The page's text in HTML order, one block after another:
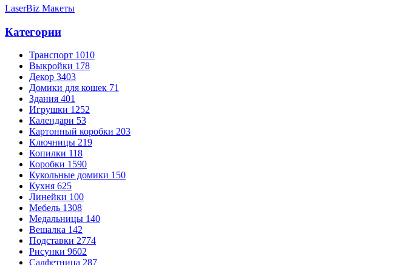
LaserBiz Макеты
Категории
Транспорт 1010
Выкройки 178
Декор 3403
Домики для кошек 71
Здания 401
Игрушки 1252
Календари 53
Картонный коробки 203
Ключницы 219
Копилки 118
Коробки 1590
Кукольные домики 150
Кухня 625
Линейки 100
Мебель 1308
Медальницы 140
Вешалка 142
Подставки 2774
Рисунки 9602
Салфетница 287